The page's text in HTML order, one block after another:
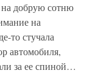
на добрую сотню
на
то стучала
автомобиля,
за ее спиной…